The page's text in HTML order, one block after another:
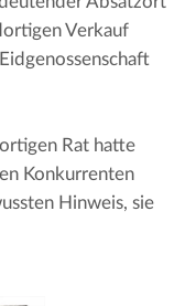
Verkauf
Rat hatte
Konkurrenten
Hinweis, sie